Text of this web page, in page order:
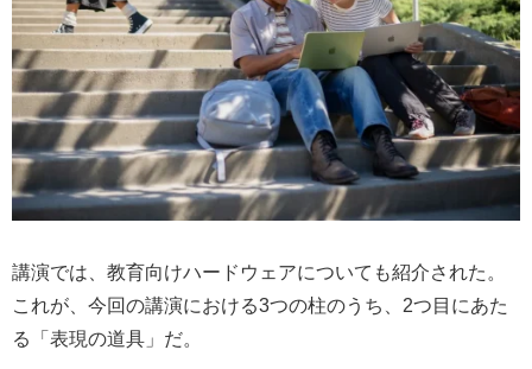
講演では、教育向けハードウェアについても紹介された。
これが、今回の講演における3つの柱のうち、2つ目にあた
る「表現の道具」だ。